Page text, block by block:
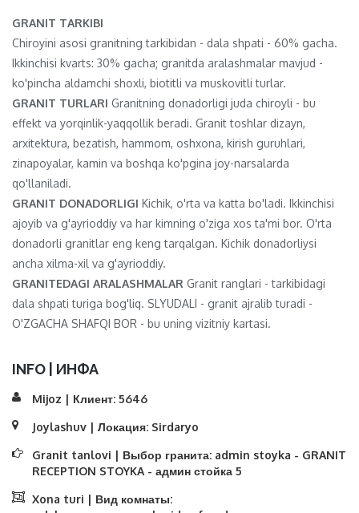
GRANIT TARKIBI
Chiroyini asosi granitning tarkibidan - dala shpati - 60% gacha.
Ikkinchisi kvarts: 30% gacha; granitda aralashmalar mavjud -
ko'pincha aldamchi shoxli, biotitli va muskovitli turlar.
GRANIT TURLARI Granitning donadorligi juda chiroyli - bu
effekt va yorqinlik-yaqqollik beradi. Granit toshlar dizayn,
arxitektura, bezatish, hammom, oshxona, kirish guruhlari,
zinapoyalar, kamin va boshqa ko'pgina joy-narsalarda
qo'llaniladi.
GRANIT DONADORLIGI Kichik, o'rta va katta bo'ladi. Ikkinchisi
ajoyib va ​​g'ayrioddiy va har kimning o'ziga xos ta'mi bor. O'rta
donadorli granitlar eng keng tarqalgan. Kichik donadorliysi
ancha xilma-xil va g'ayrioddiy.
GRANITEDAGI ARALASHMALAR Granit ranglari - tarkibidagi
dala shpati turiga bog'liq. SLYUDALI - granit ajralib turadi -
O'ZGACHA SHAFQI BOR - bu uning vizitniy kartasi.
INFO | ИНФА
Mijoz | Клиент: 5646
Joylashuv | Локация: Sirdaryo
Granit tanlovi | Выбор гранита: admin stoyka - GRANIT
RECEPTION STOYKA - админ стойка 5
Xona turi | Вид комнаты: